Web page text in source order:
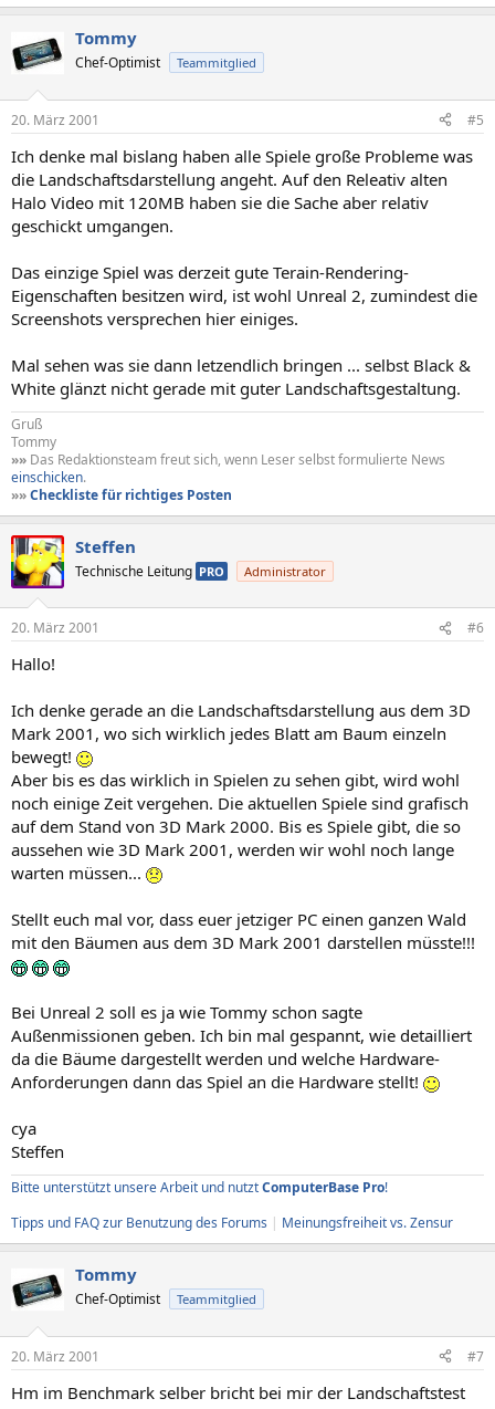
Tommy
Chef-Optimist Teammitglied
20. März 2001 #5
Ich denke mal bislang haben alle Spiele große Probleme was
die Landschaftsdarstellung angeht. Auf den Releativ alten
Halo Video mit 120MB haben sie die Sache aber relativ
geschickt umgangen.
Das einzige Spiel was derzeit gute Terain-Rendering-
Eigenschaften besitzen wird, ist wohl Unreal 2, zumindest die
Screenshots versprechen hier einiges.
Mal sehen was sie dann letzendlich bringen ... selbst Black &
White glänzt nicht gerade mit guter Landschaftsgestaltung.
Gruß
Tommy
»» Das Redaktionsteam freut sich, wenn Leser selbst formulierte News
einschicken.
»»Checkliste für richtiges Posten
Steffen
Technische Leitung PRO Administrator
20. März 2001 #6
Hallo!
Ich denke gerade an die Landschaftsdarstellung aus dem 3D
Mark 2001, wo sich wirklich jedes Blatt am Baum einzeln
bewegt!
Aber bis es das wirklich in Spielen zu sehen gibt, wird wohl
noch einige Zeit vergehen. Die aktuellen Spiele sind grafisch
auf dem Stand von 3D Mark 2000. Bis es Spiele gibt, die so
aussehen wie 3D Mark 2001, werden wir wohl noch lange
warten müssen...
Stellt euch mal vor, dass euer jetziger PC einen ganzen Wald
mit den Bäumen aus dem 3D Mark 2001 darstellen müsste!!!
Bei Unreal 2 soll es ja wie Tommy schon sagte
Außenmissionen geben. Ich bin mal gespannt, wie detailliert
da die Bäume dargestellt werden und welche Hardware-
Anforderungen dann das Spiel an die Hardware stellt!
cya
Steffen
Bitte unterstützt unsere Arbeit und nutztComputerBase Pro!
Tipps und FAQ zur Benutzung des Forums | Meinungsfreiheit vs. Zensur
Tommy
Chef-Optimist Teammitglied
20. März 2001 #7
Hm im Benchmark selber bricht bei mir der Landschaftstest